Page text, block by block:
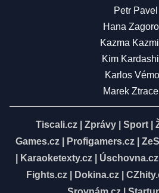
Petr Pavel
Hana
Kazma
Kim
Karlos
Marek
Tiscali.cz Zprávy Sport
Games.cz
Profigamers.cz
Karaoketexty.cz| Úschovna.cz
Fights.cz
Dokina.cz